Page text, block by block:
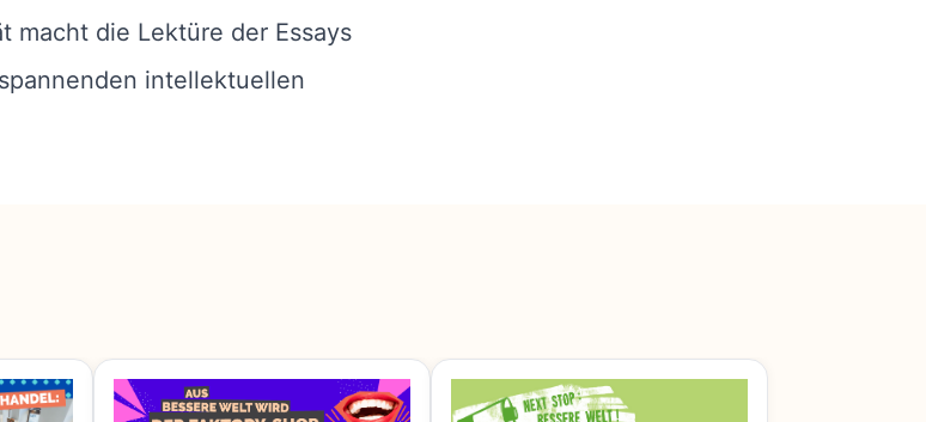
macht die Lektüre der Essays
intellektuellen